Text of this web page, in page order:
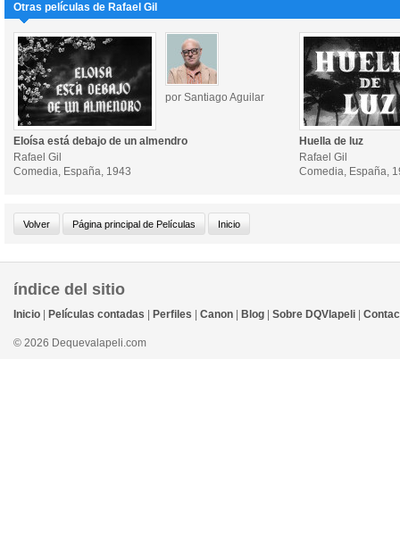
Otras películas de Rafael Gil
por Santiago Aguilar
Eloísa está debajo de un almendro
Rafael Gil
Comedia, España, 1943
Huella de luz
Rafael Gil
Comedia, España,
índice del sitio
Inicio Películas contadas Perfiles Canon Blog Sobre DQVlapeli
© 2026 Dequevalapeli.com